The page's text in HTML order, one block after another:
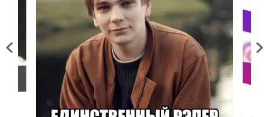
Previous Next